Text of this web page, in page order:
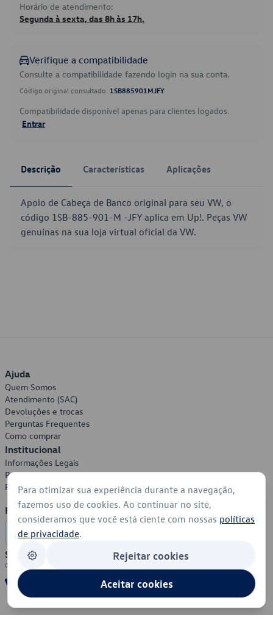
Horário de atendimento:
Segunda à sexta, das 8h às 17h.
Verifique a compatibilidade
Consulte a compatibilidade fazendo login na sua conta.
Código original consultado: 1SB885901MJFY
Compatibilidade disponível apenas para clientes logados.
Entrar
Descrição Características Aplicações
Apoio de Cabeça de Banco original para seu VW, o
código 1SB-885-901-M -JFY aplica em Up!. Peças VW
genuínas na sua loja virtual oficial da VW.
Ajuda
Quem Somos
Atendimento (SAC)
Devoluções e trocas
Perguntas Frequentes
Como comprar
Institucional
Informações Legais
Política de Privacidade
Política de Cookies
Formas de Pagamento
Segurança
Para otimizar sua experiência durante a navegação,
fazemos uso de cookies. Ao continuar no site,
consideramos que você está ciente com nossas políticas
de privacidade.
Rejeitar cookies
Aceitar cookies